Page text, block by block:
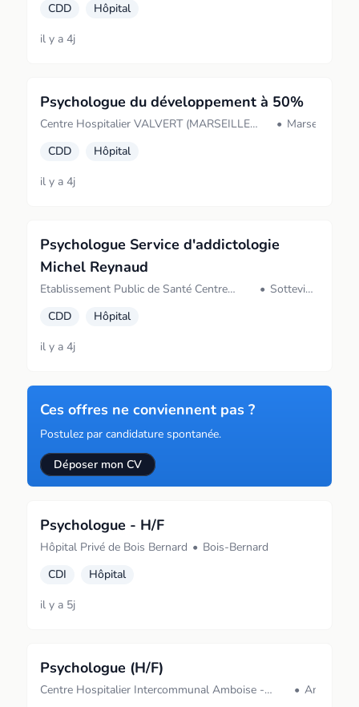
CDD
Hôpital
il y a 4j
Psychologue du développement à 50%
Centre Hospitalier VALVERT (MARSEILLE
• Marseille
CDD
Hôpital
il y a 4j
Psychologue Service d'addictologie
Michel Reynaud
Etablissement Public de Santé Centre
Rouen)
• Sotteville-
CDD
Hôpital
il y a 4j
Ces offres ne conviennent pas ?
Postulez par candidature spontanée.
Déposer mon CV
Psychologue - H/F
Hôpital Privé de Bois Bernard • Bois-Bernard
CDI
Hôpital
il y a 5j
Psychologue (H/F)
Centre Hospitalier Intercommunal Amboise -
• Amboise